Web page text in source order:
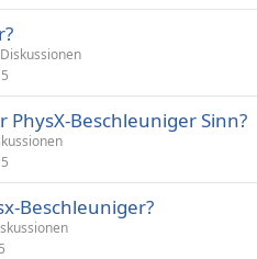
Beschleuniger Sinn?
Beschleuniger?